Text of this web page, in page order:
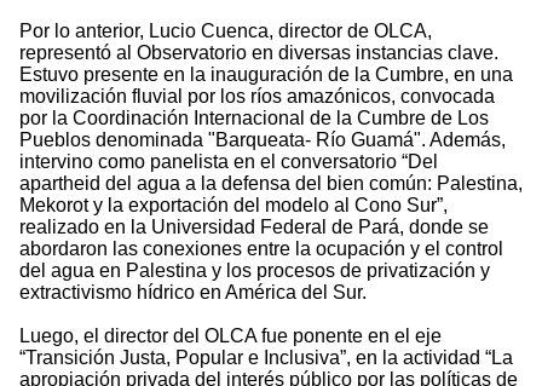
Por lo anterior, Lucio Cuenca, director de OLCA,
representó al Observatorio en diversas instancias clave.
Estuvo presente en la inauguración de la Cumbre, en una
movilización fluvial por los ríos amazónicos, convocada
por la Coordinación Internacional de la Cumbre de Los
Pueblos denominada "Barqueata- Río Guamá". Además,
intervino como panelista en el conversatorio “Del
apartheid del agua a la defensa del bien común: Palestina,
Mekorot y la exportación del modelo al Cono Sur”,
realizado en la Universidad Federal de Pará, donde se
abordaron las conexiones entre la ocupación y el control
del agua en Palestina y los procesos de privatización y
extractivismo hídrico en América del Sur.
Luego, el director del OLCA fue ponente en el eje
“Transición Justa, Popular e Inclusiva”, en la actividad “La
apropiación privada del interés público por las políticas de